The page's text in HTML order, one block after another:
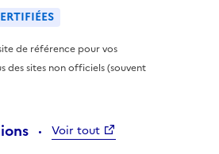
de référence pour vos
des sites non officiels (souvent
Voir tout